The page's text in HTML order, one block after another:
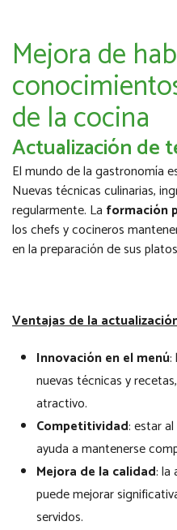
Mejora de
de la cocina
Actualización de
El mundo de la gastronomía
Nuevas técnicas culinarias,
regularmente. La formación
los chefs y cocineros
en la preparación de sus
Ventajas de la
Innovación en el menú:
nuevas técnicas y
atractivo.
Competitividad: estar
ayuda a mantenerse
Mejora de la calidad: la
puede mejorar
servidos.